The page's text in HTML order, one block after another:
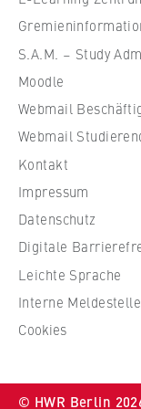
f
i
r
t
c
h
a
f
t
n
R
S.A.M. – Study
Moodle
Webmail
Webmail
Kontakt
Impressum
Datenschutz
Digitale
Leichte Sprache
Interne
Cookies
© HWR Berlin